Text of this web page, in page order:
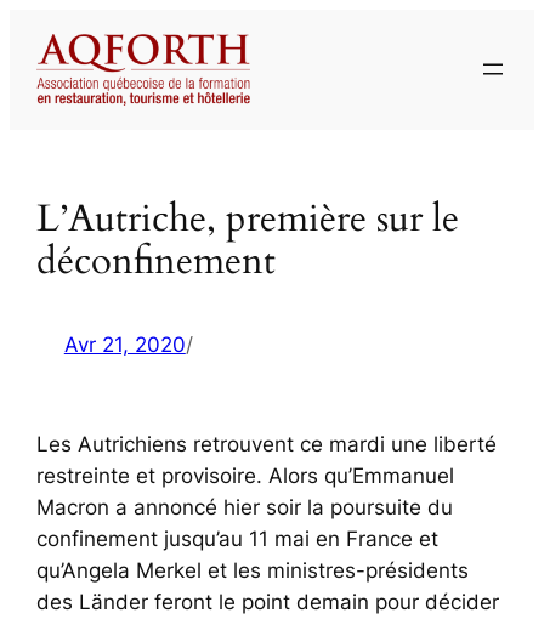
contenu
L’Autriche, première sur le
déconfinement
Avr 21, 2020/
Les Autrichiens retrouvent ce mardi une liberté
restreinte et provisoire. Alors qu’Emmanuel
Macron a annoncé hier soir la poursuite du
confinement jusqu’au 11 mai en France et
qu’Angela Merkel et les ministres-présidents
des Länder feront le point demain pour décider